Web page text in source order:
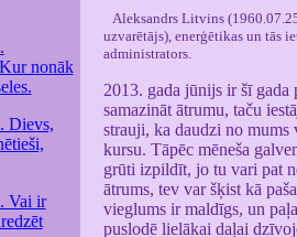
nonāk
Dievs,
Vai ir
Aleksandrs Litvins
uzvarētājs), enerģētikas un tās
administrators.
2013. gada jūnijs ir šī
samazināt ātrumu, taču
strauji, ka daudzi no mums
kursu. Tāpēc mēneša
grūti izpildīt, jo tu vari pat
ātrums, tev var šķist kā
vieglums ir maldīgs, un
puslodē lielākai daļai